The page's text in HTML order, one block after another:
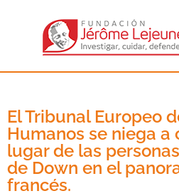
El Tribunal Europeo
Humanos se niega a
lugar de las
de Down en el
francés.